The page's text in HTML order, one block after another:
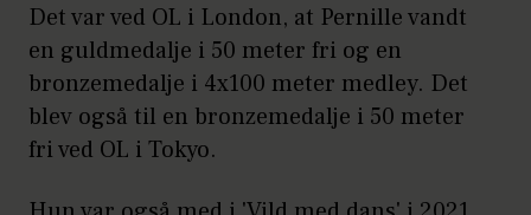
Det var ved OL i London, at Pernille vandt
en guldmedalje i 50 meter fri og en
bronzemedalje i 4x100 meter medley. Det
blev også til en bronzemedalje i 50 meter
fri ved OL i Tokyo.